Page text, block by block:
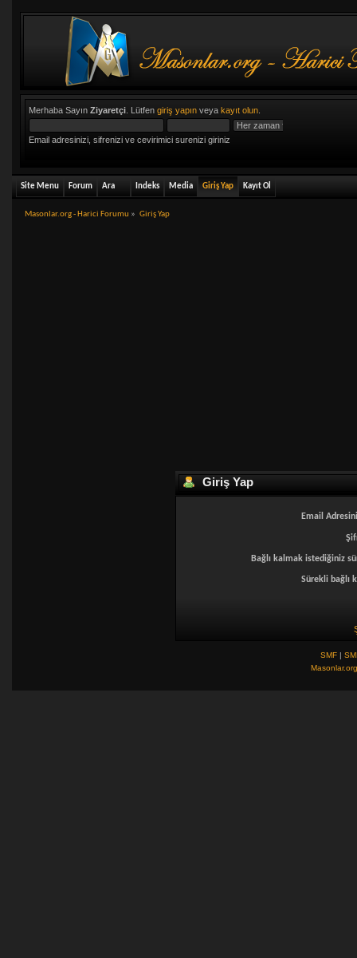
Merhaba Sayın Ziyaretçi. Lütfen giriş yapınveya kayıt olun.
Email adresinizi, sifrenizi ve cevirimici surenizi giriniz
Site Menu Forum Ara Indeks Media Giriş Yap Kayıt Ol
Masonlar.org - Harici Forumu » Giriş Yap
Giriş Yap
Email
Bağlı kalmak istediğiniz
Sürekli bağlı
SMF |
Masonlar.org